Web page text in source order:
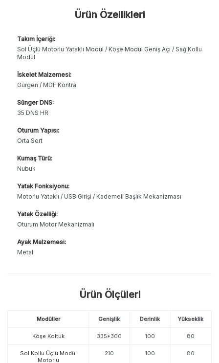
Ürün Özellikleri
Takım İçeriği:
Sol Üçlü Motorlu Yataklı Modül / Köşe Modül Geniş Açı / Sağ Kollu
Modül
İskelet Malzemesi:
Gürgen / MDF Kontra
Sünger DNS:
35 DNS HR
Oturum Yapısı:
Orta Sert
Kumaş Türü:
Nubuk
Yatak Fonksiyonu:
Motorlu Yataklı / USB Girişi / Kademeli Başlık Mekanizması
Yatak Özelliği:
Oturum Motor Mekanizmalı
Ayak Malzemesi:
Metal
Ürün Ölçüleri
Modüller Genişlik Derinlik Yükseklik
Köşe Koltuk 335*300 100 80
Sol Kollu Üçlü Modül
Motorlu
210 100 80